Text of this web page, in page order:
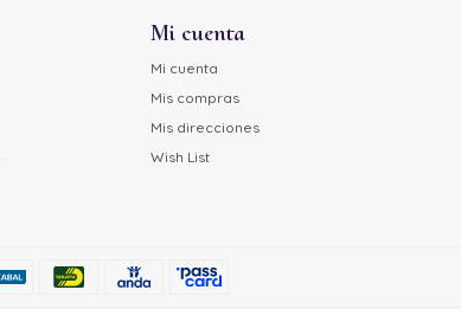
Mi cuenta
Mi cuenta
Mis compras
Mis direcciones
Wish List